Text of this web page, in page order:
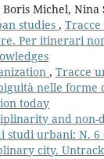
Michel, Nina
studies ,
Per itinerari
, Tracce
nelle forme
today
and non-
studi urbani: N.
city.